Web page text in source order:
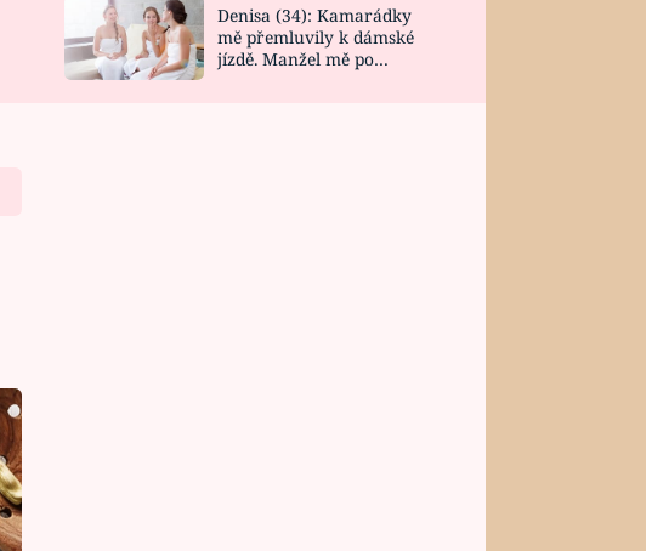
DESIGN
Denisa (34): Kamarádky
mě přemluvily k dámské
jízdě. Manžel mě po